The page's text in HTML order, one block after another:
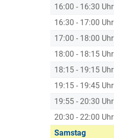
16:00 - 16:30 Uhr
16:30 - 17:00 Uhr
17:00 - 18:00 Uhr
18:00 - 18:15 Uhr
18:15 - 19:15 Uhr
19:15 - 19:45 Uhr
19:55 - 20:30 Uhr
20:30 - 22:00 Uhr
Samstag